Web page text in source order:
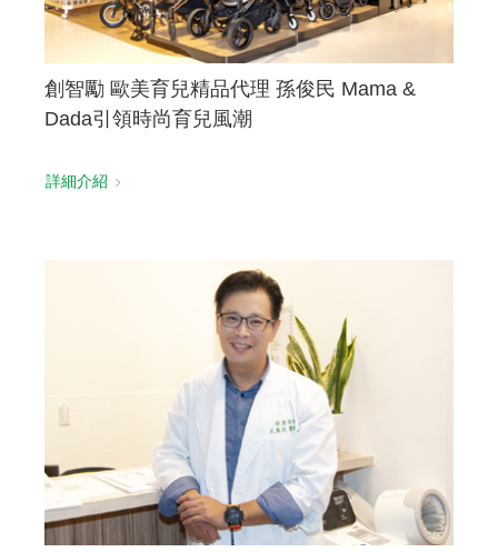
創智勵 歐美育兒精品代理 孫俊民 Mama &
Dada引領時尚育兒風潮
詳細介紹